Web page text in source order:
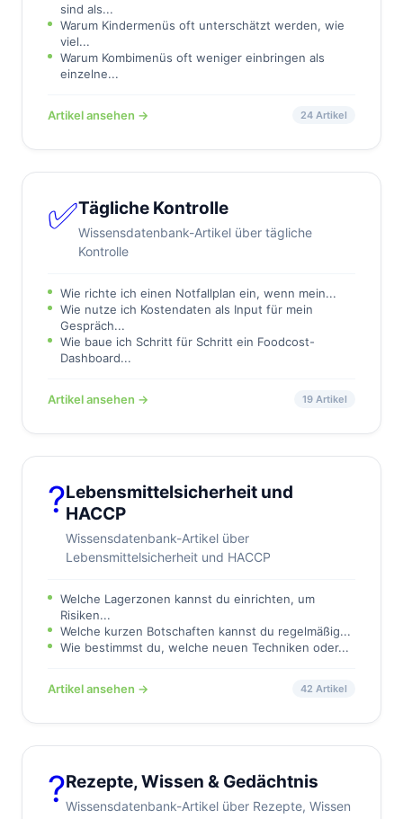
sind als...
Warum Kindermenüs oft unterschätzt werden, wie
viel...
Warum Kombimenüs oft weniger einbringen als
einzelne...
Artikel ansehen → 24 Artikel
✅Tägliche Kontrolle
Wissensdatenbank-Artikel über tägliche
Kontrolle
Wie richte ich einen Notfallplan ein, wenn mein...
Wie nutze ich Kostendaten als Input für mein
Gespräch...
Wie baue ich Schritt für Schritt ein Foodcost-
Dashboard...
Artikel ansehen → 19 Artikel
?️Lebensmittelsicherheit und
HACCP
Wissensdatenbank-Artikel über
Lebensmittelsicherheit und HACCP
Welche Lagerzonen kannst du einrichten, um
Risiken...
Welche kurzen Botschaften kannst du regelmäßig...
Wie bestimmst du, welche neuen Techniken oder...
Artikel ansehen → 42 Artikel
?Rezepte, Wissen & Gedächtnis
Wissensdatenbank-Artikel über Rezepte, Wissen